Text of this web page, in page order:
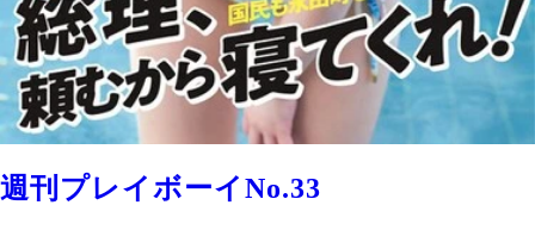
週刊プレイボーイNo.33